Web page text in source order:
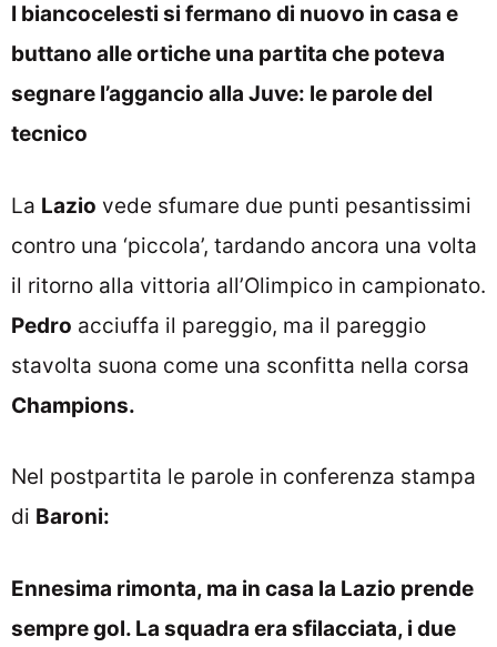
I biancocelesti si fermano di nuovo in casa e
buttano alle ortiche una partita che poteva
segnare l’aggancio alla Juve: le parole del
tecnico
La Lazio vede sfumare due punti pesantissimi
contro una ‘piccola’, tardando ancora una volta
il ritorno alla vittoria all’Olimpico in campionato.
Pedro acciuffa il pareggio, ma il pareggio
stavolta suona come una sconfitta nella corsa
Champions.
Nel postpartita le parole in conferenza stampa
di Baroni:
Ennesima rimonta, ma in casa la Lazio prende
sempre gol. La squadra era sfilacciata, i due